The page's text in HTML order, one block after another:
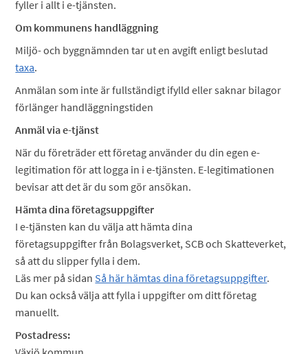
fyller i allt i e-tjänsten.
Om kommunens handläggning
Miljö- och byggnämnden tar ut en avgift enligt beslutad
taxa.
Anmälan som inte är fullständigt ifylld eller saknar bilagor
förlänger handläggningstiden
Anmäl via e-tjänst
När du företräder ett företag använder du din egen e-
legitimation för att logga in i e-tjänsten. E-legitimationen
bevisar att det är du som gör ansökan.
Hämta dina företagsuppgifter
I e-tjänsten kan du välja att hämta dina
företagsuppgifter från Bolagsverket, SCB och Skatteverket,
så att du slipper fylla i dem.
Läs mer på sidan Så här hämtas dina företagsuppgifter.
Du kan också välja att fylla i uppgifter om ditt företag
manuellt.
Postadress: